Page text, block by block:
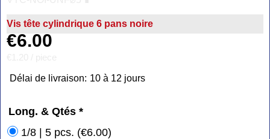
Vis tête cylindrique 6 pans noire
€6.00
Délai de livraison: 10 à 12 jours
Long. & Qtés *
1/8 | 5 pcs. (€6.00)